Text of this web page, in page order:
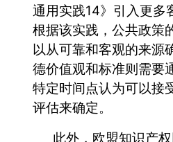
通用实践14》引入更多
根据该实践，公共政策
以从可靠和客观的来源
德价值观和标准则需要
特定时间点认为可以接
评估来确定。
此外，欧盟知识产